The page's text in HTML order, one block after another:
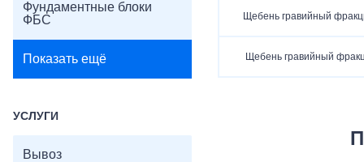
Фундаментные блоки
ФБС
Показать ещё
УСЛУГИ
Вывоз
Щебень гравийный
Щебень гравийный